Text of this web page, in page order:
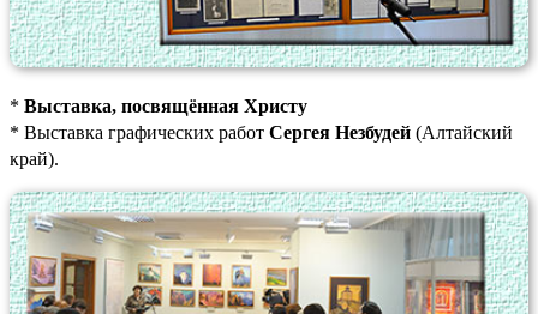
* Выставка, посвящённая Христу
* Выставка графических работ Сергея Незбудей (Алтайский
край).